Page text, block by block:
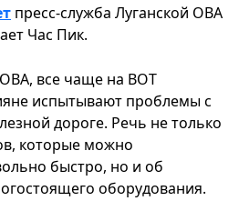
пресс-служба Луганской ОВА
Час Пик.
все чаще на ВОТ
испытывают проблемы с
дороге. Речь не только
которые можно
быстро, но и об
оборудования.